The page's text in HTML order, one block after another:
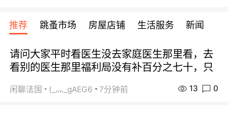
宾馆 108欧/天起
全程756欧/位
欧/天起 ~包拼房
每周铁发！
推荐 跳蚤市场 房屋店铺 生活服务 新闻
请问大家平时看医生没去家庭医生那里看，去
看别的医生那里福利局没有补百分之七十，只
闲聊法国 (_灬_gAEG6 7分钟前 13 0